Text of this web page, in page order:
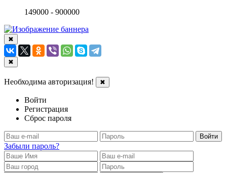
149000 - 900000
✖
✖
Необходима авторизация! ✖
Войти
Регистрация
Сброс пароля
Войти
Забыли пароль?